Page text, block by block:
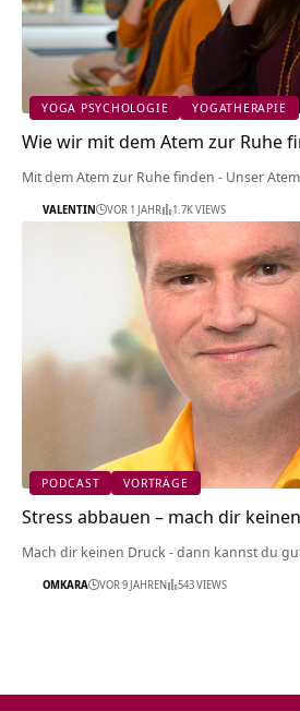
YOGA PSYCHOLOGIE YOGATHERAPIE
Wie wir mit dem Atem zur Ruhe
Mit dem Atem zur Ruhe finden - Unser
VALENTIN VOR 1 JAHR 1.7K VIEWS
PODCAST VORTRÄGE
Stress abbauen – mach dir
Mach dir keinen Druck - dann kannst du
OMKARA VOR 9 JAHREN 543 VIEWS